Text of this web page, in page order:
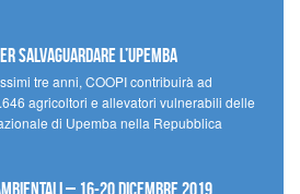
salvaguardare l’Upemba
tre anni, COOPI contribuirà ad
agricoltori e allevatori vulnerabili delle
di Upemba nella Repubblica